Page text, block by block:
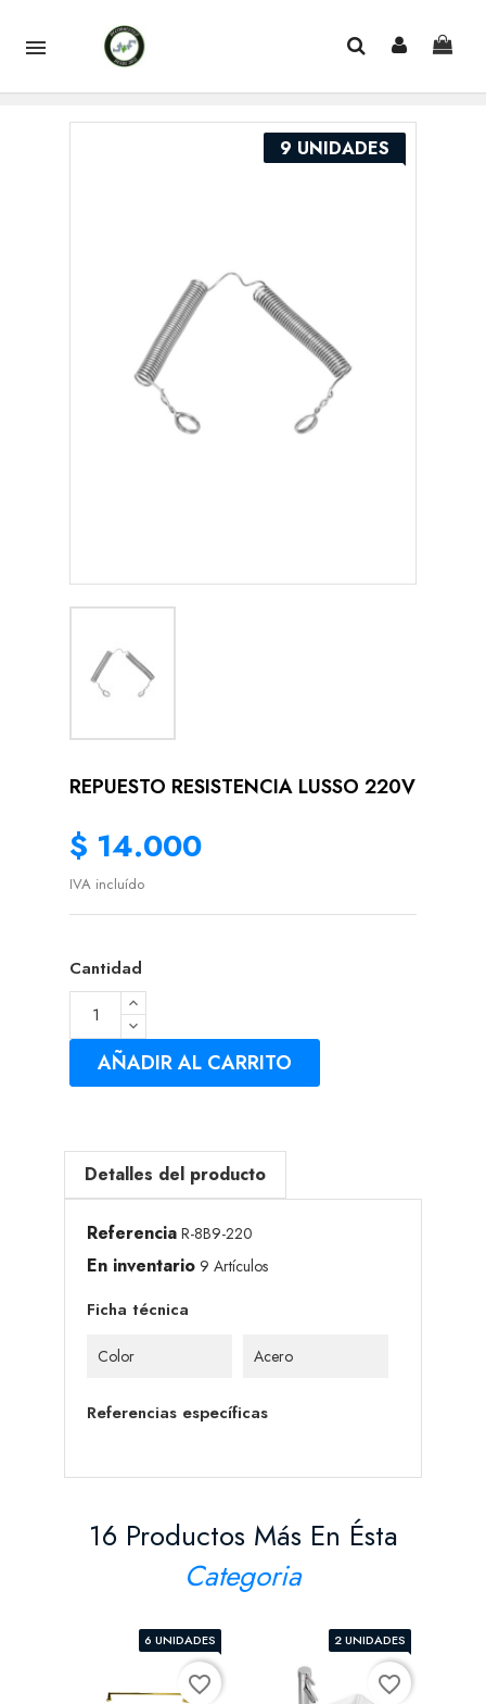

9 UNIDADES
REPUESTO RESISTENCIA LUSSO 220V
$ 14.000
IVA incluído
Cantidad
AÑADIR AL CARRITO
Detalles del producto
Referencia R-8B9-220
En inventario 9 Artículos
Ficha técnica
Color Acero
Referencias específicas
16 Productos Más En Ésta
Categoria
6 UNIDADES
favorite_border
2 UNIDADES
favorite_border